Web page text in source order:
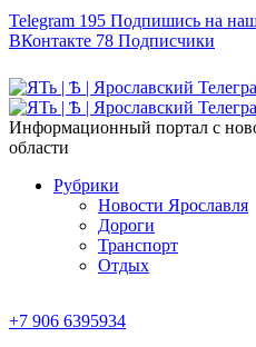
Telegram 195 Подпишись на
ВКонтакте 78 Подписчики
Информационный портал с
области
Рубрики
Новости Ярославля
Дороги
Транспорт
Отдых
+7 906 6395934